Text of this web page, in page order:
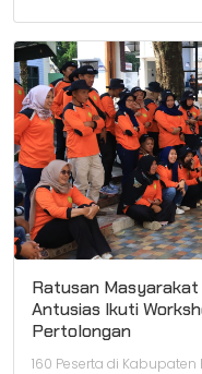
Ratusan
Antusias Ikuti
Pertolongan
160 Peserta di